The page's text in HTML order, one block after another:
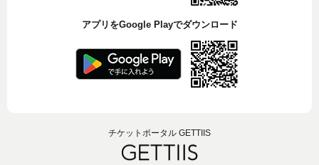
アプリをGoogle Playでダウンロード
チケットポータル GETTIIS